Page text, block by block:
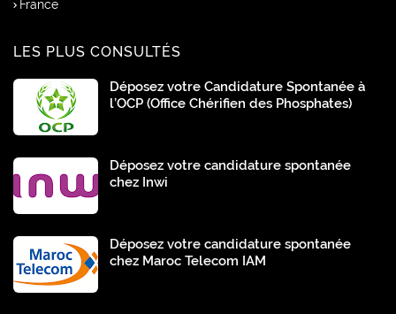
France
LES PLUS CONSULTÉS
Déposez votre Candidature Spontanée à
l’OCP (Office Chérifien des Phosphates)
Déposez votre candidature spontanée
chez Inwi
Déposez votre candidature spontanée
chez Maroc Telecom IAM